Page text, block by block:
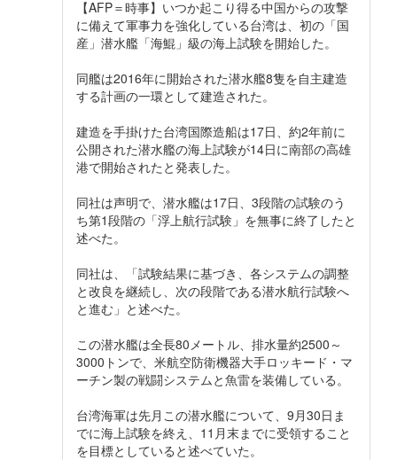
【AFP＝時事】いつか起こり得る中国からの攻撃
に備えて軍事力を強化している台湾は、初の「国
産」潜水艦「海鯤」級の海上試験を開始した。
同艦は2016年に開始された潜水艦8隻を自主建造
する計画の一環として建造された。
建造を手掛けた台湾国際造船は17日、約2年前に
公開された潜水艦の海上試験が14日に南部の高雄
港で開始されたと発表した。
同社は声明で、潜水艦は17日、3段階の試験のう
ち第1段階の「浮上航行試験」を無事に終了したと
述べた。
同社は、「試験結果に基づき、各システムの調整
と改良を継続し、次の段階である潜水航行試験へ
と進む」と述べた。
この潜水艦は全長80メートル、排水量約2500～
3000トンで、米航空防衛機器大手ロッキード・マ
ーチン製の戦闘システムと魚雷を装備している。
台湾海軍は先月この潜水艦について、9月30日ま
でに海上試験を終え、11月末までに受領すること
を目標としていると述べていた。